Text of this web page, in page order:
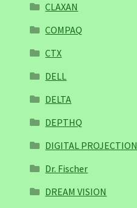
CLAXAN
COMPAQ
CTX
DELL
DELTA
DEPTHQ
DIGITAL PROJECTION
Dr. Fischer
DREAM VISION